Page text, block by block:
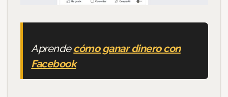
Aprendecómo ganar dinero con
Facebook